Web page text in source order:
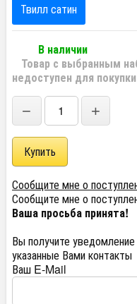
Твилл сатин
В наличии
Товар с выбранным
недоступен для покупки
− +
Сообщите мне о
Сообщите мне о
Ваша просьба принята!
Вы получите
указанные Вами контакты
Ваш E-Mail